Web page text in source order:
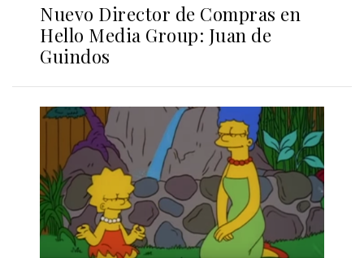
Nuevo Director de Compras en
Hello Media Group: Juan de
Guindos